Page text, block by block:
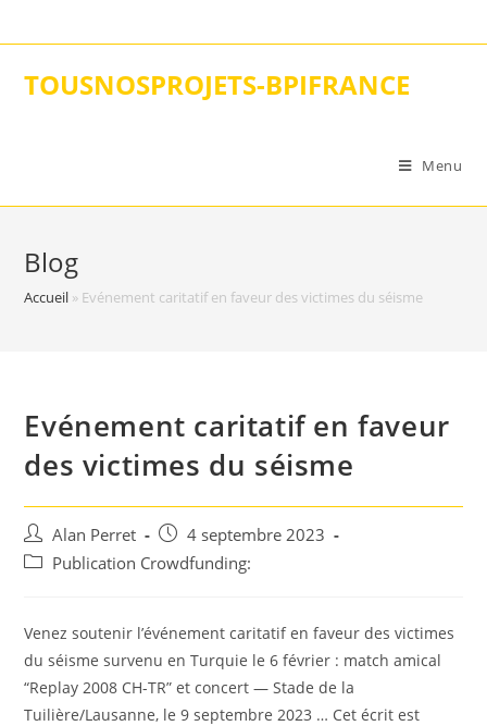
to
TOUSNOSPROJETS-BPIFRANCE
Menu
Blog
Accueil » Evénement caritatif en faveur des victimes du séisme
Evénement caritatif en faveur
des victimes du séisme
Auteur/autrice
de
Alan Perret
Post
published:
4 septembre 2023
PostPublication Crowdfunding:
Venez soutenir l’événement caritatif en faveur des victimes
du séisme survenu en Turquie le 6 février : match amical
“Replay 2008 CH-TR” et concert ― Stade de la
Tuilière/Lausanne, le 9 septembre 2023 … Cet écrit est